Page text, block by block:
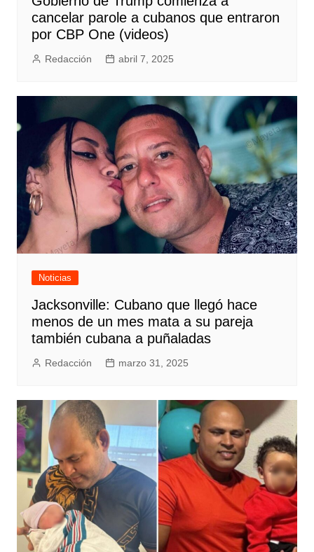
cancelar parole a cubanos que entraron
por CBP One (videos)
Redacción abril 7, 2025
Noticias
Jacksonville: Cubano que llegó hace
menos de un mes mata a su pareja
también cubana a puñaladas
Redacción marzo 31, 2025